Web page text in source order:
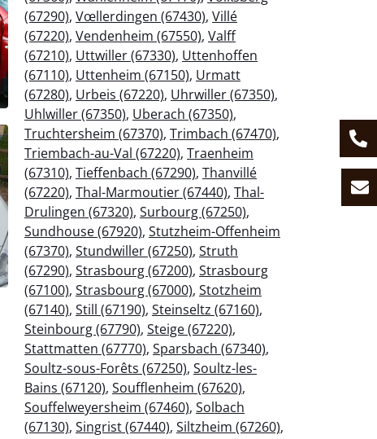
(67290), Vœllerdingen (67430), Villé
(67220), Vendenheim (67550), Valff
(67210), Uttwiller (67330), Uttenhoffen
(67110), Uttenheim (67150), Urmatt
(67280), Urbeis (67220), Uhrwiller (67350),
Uhlwiller (67350), Uberach (67350),
Truchtersheim (67370), Trimbach (67470),
Triembach-au-Val (67220), Traenheim
(67310), Tieffenbach (67290), Thanvillé
(67220), Thal-Marmoutier (67440), Thal-
Drulingen (67320), Surbourg (67250),
Sundhouse (67920), Stutzheim-Offenheim
(67370), Stundwiller (67250), Struth
(67290), Strasbourg (67200), Strasbourg
(67100), Strasbourg (67000), Stotzheim
(67140), Still (67190), Steinseltz (67160),
Steinbourg (67790), Steige (67220),
Stattmatten (67770), Sparsbach (67340),
Soultz-sous-Forêts (67250), Soultz-les-
Bains (67120), Soufflenheim (67620),
Souffelweyersheim (67460), Solbach
(67130), Singrist (67440), Siltzheim (67260),